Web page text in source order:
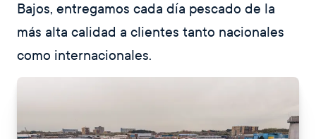
Bajos, entregamos cada día pescado de la
más alta calidad a clientes tanto nacionales
como internacionales.